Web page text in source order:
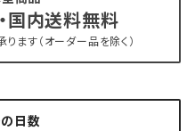
テナンス済み)
国内送料無料
ます（オーダー品を除く）
日数